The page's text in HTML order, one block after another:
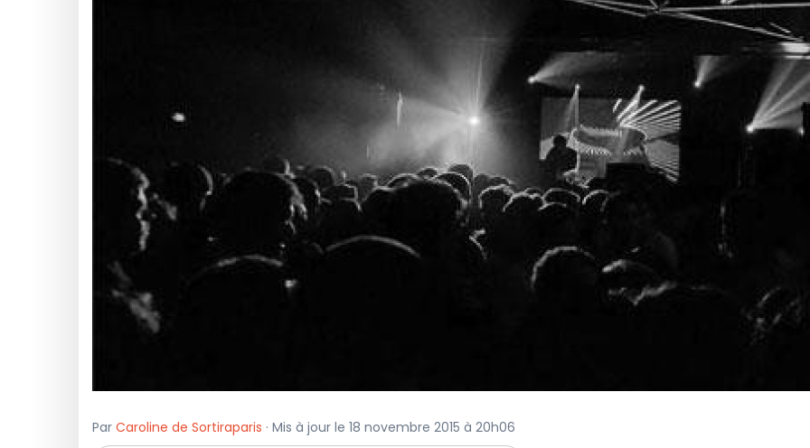
Par Caroline de Sortiraparis · Mis à jour le 18 novembre 2015 à 20h06